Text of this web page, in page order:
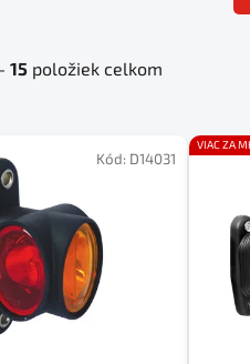
- 15 položiek celkom
Kód: D14031
VIAC ZA